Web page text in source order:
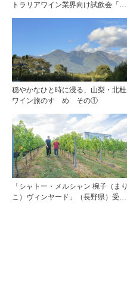
トラリアワイン業界向け試飲会「東
穏やかなひと時に浸る、山梨・北杜
ワイン旅のすゝめ その①
「シャトー・メルシャン 椀子（まり
こ）ヴィンヤード」（長野県）受け